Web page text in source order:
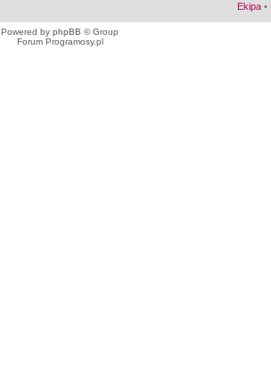
Ekipa •
Powered by phpBB © Group
Forum Programosy.pl